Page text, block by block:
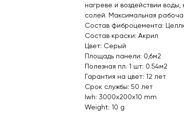
нагреве и воздействии
солей. Максимальная
Состав фиброцемента:
Состав краски: Акрил
Цвет: Серый
Площадь панели: 0,6м2
Полезная пл. 1 шт: 0.54м2
Гарантия на цвет: 12 лет
Срок службы: 50 лет
lwh: 3000x200x10 mm
Weight: 10 g